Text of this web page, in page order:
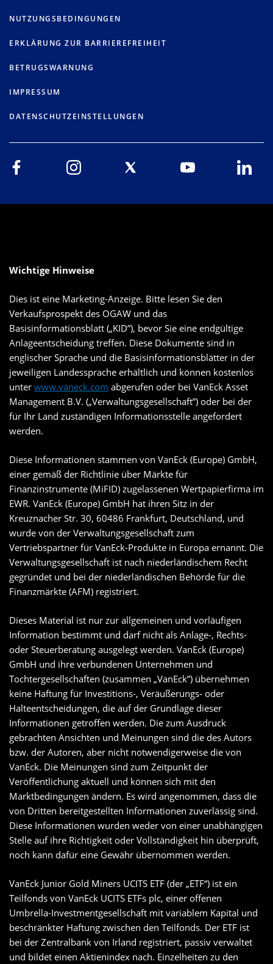
NUTZUNGSBEDINGUNGEN
ERKLÄRUNG ZUR BARRIEREFREIHEIT
BETRUGSWARNUNG
IMPRESSUM
DATENSCHUTZEINSTELLUNGEN
Wichtige Hinweise
Dies ist eine Marketing-Anzeige. Bitte lesen Sie den
Verkaufsprospekt des OGAW und das
Basisinformationsblatt („KID”), bevor Sie eine endgültige
Anlageentscheidung treffen. Diese Dokumente sind in
englischer Sprache und die Basisinformationsblätter in der
jeweiligen Landessprache erhältlich und können kostenlos
unter www.vaneck.com abgerufen oder bei VanEck Asset
Management B.V. („Verwaltungsgesellschaft”) oder bei der
für Ihr Land zuständigen Informationsstelle angefordert
werden.
Diese Informationen stammen von VanEck (Europe) GmbH,
einer gemäß der Richtlinie über Märkte für
Finanzinstrumente (MiFID) zugelassenen Wertpapierfirma im
EWR. VanEck (Europe) GmbH hat ihren Sitz in der
Kreuznacher Str. 30, 60486 Frankfurt, Deutschland, und
wurde von der Verwaltungsgesellschaft zum
Vertriebspartner für VanEck-Produkte in Europa ernannt. Die
Verwaltungsgesellschaft ist nach niederländischem Recht
gegründet und bei der niederländischen Behörde für die
Finanzmärkte (AFM) registriert.
Dieses Material ist nur zur allgemeinen und vorläufigen
Information bestimmt und darf nicht als Anlage-, Rechts-
oder Steuerberatung ausgelegt werden. VanEck (Europe)
GmbH und ihre verbundenen Unternehmen und
Tochtergesellschaften (zusammen „VanEck”) übernehmen
keine Haftung für Investitions-, Veräußerungs- oder
Halteentscheidungen, die auf der Grundlage dieser
Informationen getroffen werden. Die zum Ausdruck
gebrachten Ansichten und Meinungen sind die des Autors
bzw. der Autoren, aber nicht notwendigerweise die von
VanEck. Die Meinungen sind zum Zeitpunkt der
Veröffentlichung aktuell und können sich mit den
Marktbedingungen ändern. Es wird angenommen, dass die
von Dritten bereitgestellten Informationen zuverlässig sind.
Diese Informationen wurden weder von einer unabhängigen
Stelle auf ihre Richtigkeit oder Vollständigkeit hin überprüft,
noch kann dafür eine Gewähr übernommen werden.
VanEck Junior Gold Miners UCITS ETF (der „ETF“) ist ein
Teilfonds von VanEck UCITS ETFs plc, einer offenen
Umbrella-Investmentgesellschaft mit variablem Kapital und
beschränkter Haftung zwischen den Teilfonds. Der ETF ist
bei der Zentralbank von Irland registriert, passiv verwaltet
und bildet einen Aktienindex nach. Einzelheiten zu den